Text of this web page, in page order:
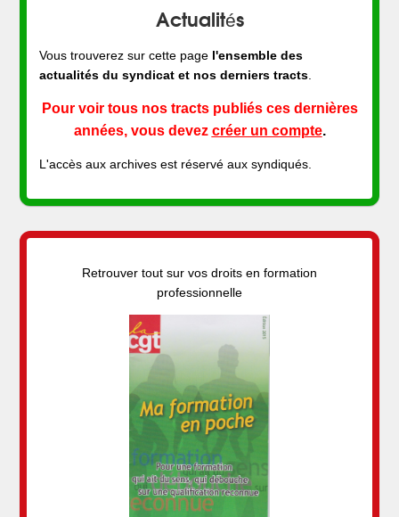
Actualités
Vous trouverez sur cette page l'ensemble des
actualités du syndicat et nos derniers tracts
Pour voir tous nos tracts publiés ces dernières
années, vous devez créer un compte.
L'accès aux archives est réservé aux syndiqués.
Retrouver tout sur vos droits en formation
professionnelle